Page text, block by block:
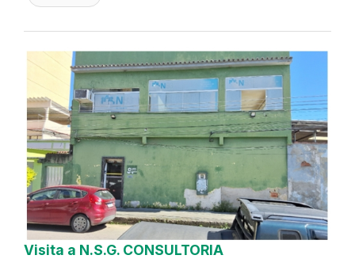
Visita a N.S.G. CONSULTORIA